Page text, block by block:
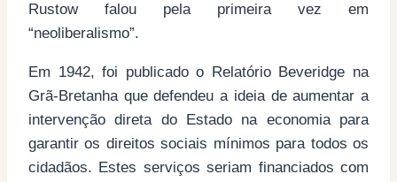
Rustow falou pela primeira vez em
“neoliberalismo”.
Em 1942, foi publicado o Relatório Beveridge na
Grã-Bretanha que defendeu a ideia de aumentar a
intervenção direta do Estado na economia para
garantir os direitos sociais mínimos para todos os
cidadãos. Estes serviços seriam financiados com